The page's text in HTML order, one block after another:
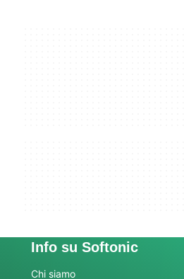
Info su Softonic
Chi siamo